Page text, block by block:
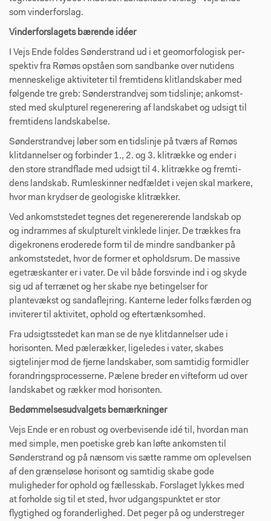
som vinderforslag.
Vinderforslagets bærende idéer
I Vejs Ende foldes Sønderstrand ud i et geomorfologisk per­
spektiv fra Rømøs opståen som sandbanke over nutidens
menneskelige aktiviteter til fremtidens klitlandskaber med
følgende tre greb: Sønderstrandvej som tidslinje; ankomst­
sted med skulpturel regenerering af landskabet og udsigt til
fremtidens landskabelse.
Sønderstrandvej løber som en tidslinje på tværs af Rømøs
klitdannelser og forbinder 1., 2. og 3. klitrække og ender i
den store strandflade med udsigt til 4. klitrække og fremti­
dens landskab. Rumleskinner nedfældet i vejen skal marke­re,
hvor man krydser de geologiske klitrækker.
Ved ankomststedet tegnes det regenererende landskab op
og indrammes af skulpturelt vinklede linjer. De trækkes fra
digekronens eroderede form til de mindre sandbanker på
ankomststedet, hvor de former et opholdsrum. De massi­ve
egetræskanter er i vater. De vil både forsvinde ind i og skyde
sig ud af terrænet og her skabe nye betingelser for
plantevækst og sandaflejring. Kanterne leder folks færden og
inviterer til aktivitet, ophold og eftertænksomhed.
Fra udsigtsstedet kan man se de nye klitdannelser ude i
horisonten. Med pælerækker, ligeledes i vater, skabes
sigtelinjer mod de fjerne landskaber, som samtidig formidler
forandringsprocesserne. Pælene breder en vifteform ud over
landskabet og rækker mod horisonten.
Bedømmelsesudvalgets bemærkninger
Vejs Ende er en robust og overbevisende idé til, hvordan man
med simple, men poetiske greb kan løfte ankom­sten til
Sønderstrand og på nænsom vis sætte ramme om oplevelsen
af den grænseløse horisont og samtidig skabe gode
muligheder for ophold og fællesskab. Forslaget lykkes med
at forholde sig til et sted, hvor udgangspunktet er stor
flygtighed og foranderlighed. Det peger på og understreger